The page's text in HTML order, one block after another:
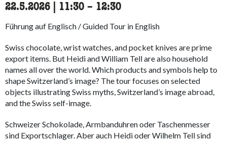
22.5.2026 11:30 accessibility.time_to
– 12:30
Führung auf Englisch / Guided Tour in English
Swiss chocolate, wrist watches, and pocket knives are prime
export items. But Heidi and William Tell are also household
names all over the world. Which products and symbols help to
shape Switzerland’s image? The tour focuses on selected
objects illustrating Swiss myths, Switzerland’s image abroad,
and the Swiss self-image.
Schweizer Schokolade, Armbanduhren oder Taschenmesser
sind Exportschlager. Aber auch Heidi oder Wilhelm Tell sind